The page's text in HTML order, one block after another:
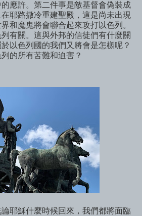
應許。第二件事是敵基督會偽裝成
耶路撒冷重建聖殿，這是尚未出現
和魔鬼將會聯合起來攻打以色列。
有關。這與外邦的信徒們有什麼關
以色列國的我們又將會是怎樣呢？
的所有苦難和迫害？
耶穌什麼時候回來，我們都將面臨